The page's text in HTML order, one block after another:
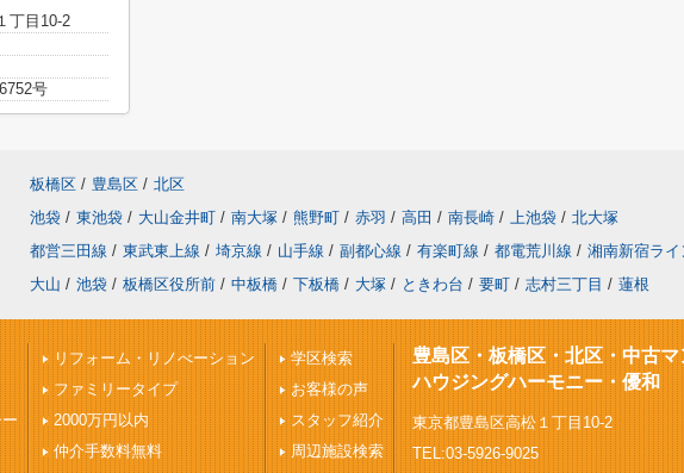
丁目10-2
号
板橋区 / 豊島区 / 北区
池袋 / 東池袋 / 大山金井町 / 南大塚 / 熊野町 / 赤羽 / 高田 / 南長崎 / 上池袋 / 北大塚
都営三田線 / 東武東上線 / 埼京線 / 山手線 / 副都心線 / 有楽町線 / 都電荒川線 / 湘南新宿ライ
大山 / 池袋 / 板橋区役所前 / 中板橋 / 下板橋 / 大塚 / ときわ台 / 要町 / 志村三丁目 / 蓮根
リフォーム・リノべーション
ファミリータイプ
2000万円以内
仲介手数料無料
学区検索
お客様の声
スタッフ紹介
周辺施設検索
豊島区・板橋区・北区・中古
ハウジングハーモニー・優和
東京都豊島区高松１丁目10-2
TEL:03-5926-9025